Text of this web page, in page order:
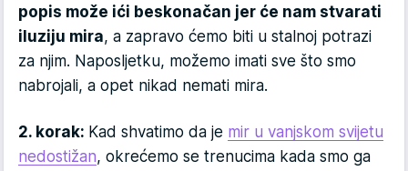
popis može ići beskonačan jer će nam stvarati
iluziju mira, a zapravo ćemo biti u stalnoj potrazi
za njim. Naposljetku, možemo imati sve što smo
nabrojali, a opet nikad nemati mira.
2. korak: Kad shvatimo da je mir u vanjskom svijetu
nedostižan, okrećemo se trenucima kada smo ga